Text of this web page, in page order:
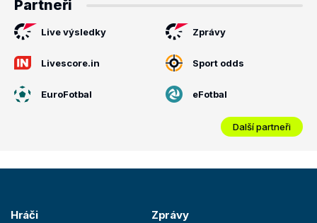
Partneři
Live výsledky Zprávy
Livescore.in Sport odds
EuroFotbal eFotbal
Další partneři
Hráči Zprávy